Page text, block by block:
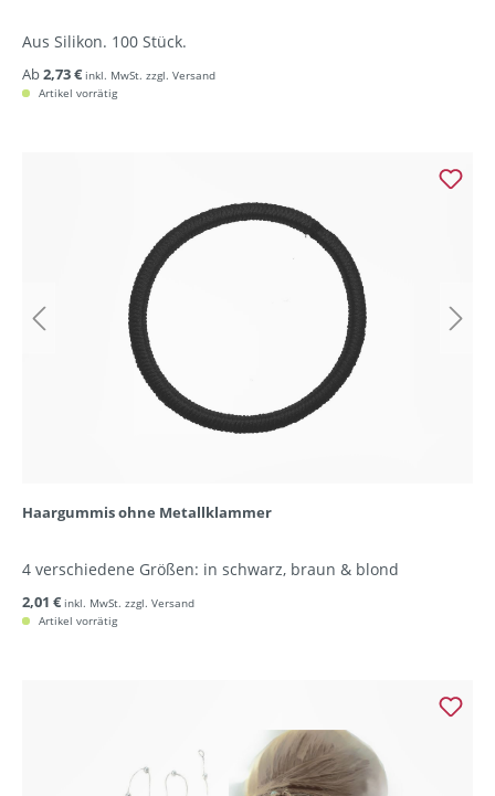
Aus Silikon. 100 Stück.
Ab2,73 € inkl. MwSt. zzgl. Versand
Artikel vorrätig
Haargummis ohne Metallklammer
4 verschiedene Größen: in schwarz, braun & blond
2,01 € inkl. MwSt. zzgl. Versand
Artikel vorrätig